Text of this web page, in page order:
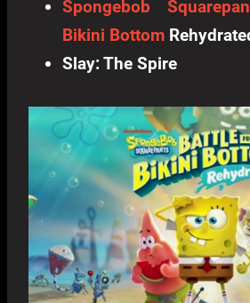
Spongebob
Bikini Bottom
Slay: The Spire